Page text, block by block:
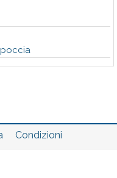
Condizioni